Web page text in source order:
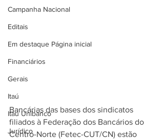
Campanha Nacional
Editais
Em destaque Página inicial
Financiários
Gerais
Itaú
Itaú Unibanco
Jurídico
Bancárias das bases dos sindicatos
filiados à Federação dos Bancários do
Centro-Norte (Fetec-CUT/CN) estão